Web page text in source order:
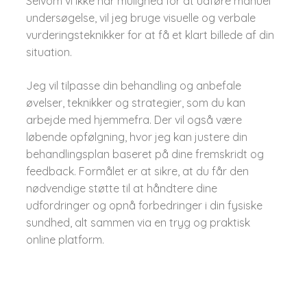
undersøgelse, vil jeg bruge visuelle og verbale
vurderingsteknikker for at få et klart billede af din
situation.
Jeg vil tilpasse din behandling og anbefale
øvelser, teknikker og strategier, som du kan
arbejde med hjemmefra. Der vil også være
løbende opfølgning, hvor jeg kan justere din
behandlingsplan baseret på dine fremskridt og
feedback. Formålet er at sikre, at du får den
nødvendige støtte til at håndtere dine
udfordringer og opnå forbedringer i din fysiske
sundhed, alt sammen via en tryg og praktisk
online platform.​